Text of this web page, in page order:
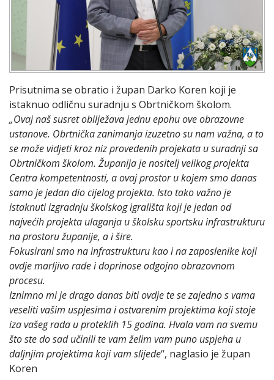
Prisutnima se obratio i župan Darko Koren koji je
istaknuo odličnu suradnju s Obrtničkom školom.
„Ovaj naš susret obilježava jednu epohu ove obrazovne
ustanove. Obrtnička zanimanja izuzetno su nam važna, a to
se može vidjeti kroz niz provedenih projekata u suradnji sa
Obrtničkom školom. Županija je nositelj velikog projekta
Centra kompetentnosti, a ovaj prostor u kojem smo danas
samo je jedan dio cijelog projekta. Isto tako važno je
istaknuti izgradnju školskog igrališta koji je jedan od
najvećih projekta ulaganja u školsku sportsku infrastrukturu
na prostoru županije, a i šire.
Fokusirani smo na infrastrukturu kao i na zaposlenike koji
ovdje marljivo rade i doprinose odgojno obrazovnom
procesu.
Iznimno mi je drago danas biti ovdje te se zajedno s vama
veseliti vašim uspjesima i ostvarenim projektima koji stoje
iza vašeg rada u proteklih 15 godina. Hvala vam na svemu
što ste do sad učinili te vam želim vam puno uspjeha u
daljnjim projektima koji vam slijede“, naglasio je župan
Koren